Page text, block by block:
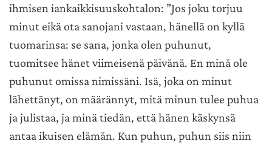
ihmisen iankaikkisuuskohtalon: ”Jos joku torjuu
minut eikä ota sanojani vastaan, hänellä on kyllä
tuomarinsa: se sana, jonka olen puhunut,
tuomitsee hänet viimeisenä päivänä. En minä ole
puhunut omissa nimissäni. Isä, joka on minut
lähettänyt, on määrännyt, mitä minun tulee puhua
ja julistaa, ja minä tiedän, että hänen käskynsä
antaa ikuisen elämän. Kun puhun, puhun siis niin